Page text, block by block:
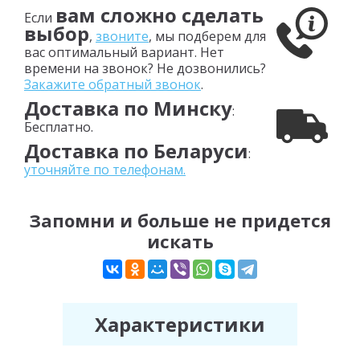
Если вам сложно сделать
выбор, звоните, мы подберем для
вас оптимальный вариант. Нет
времени на звонок? Не дозвонились?
Закажите обратный звонок.
Доставка по Минску:
Бесплатно.
Доставка по Беларуси:
уточняйте по телефонам.
Запомни и больше не придется
искать
Характеристики